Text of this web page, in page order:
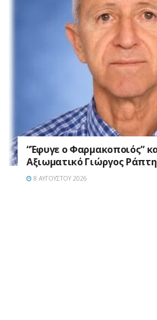
“Έφυγε ο Φαρμακοποιός”
Αξιωματικό Γιώργος
8 ΑΥΓΟΎΣΤΟΥ 2026